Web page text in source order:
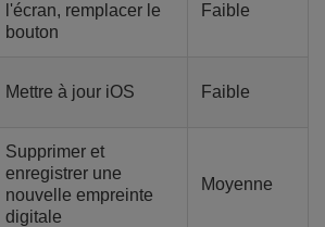
l'écran, remplacer le
bouton
Faible
Mettre à jour iOS Faible
Supprimer et
enregistrer une
nouvelle empreinte
digitale
Moyenne